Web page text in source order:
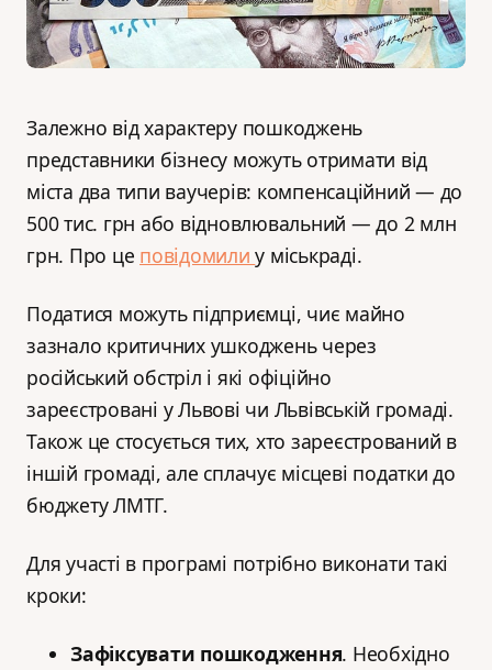
Залежно від характеру пошкоджень
представники бізнесу можуть отримати від
міста два типи ваучерів: компенсаційний — до
500 тис. грн або відновлювальний — до 2 млн
грн. Про це повідомилиу міськраді.
Податися можуть підприємці, чиє майно
зазнало критичних ушкоджень через
російський обстріл і які офіційно
зареєстровані у Львові чи Львівській громаді.
Також це стосується тих, хто зареєстрований в
іншій громаді, але сплачує місцеві податки до
бюджету ЛМТГ.
Для участі в програмі потрібно виконати такі
кроки:
Зафіксувати пошкодження. Необхідно